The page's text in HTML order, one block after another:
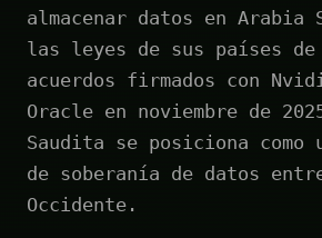
almacenar datos en Arabia
las leyes de sus países de
acuerdos firmados con
Oracle en noviembre de
Saudita se posiciona como
de soberanía de datos
Occidente.